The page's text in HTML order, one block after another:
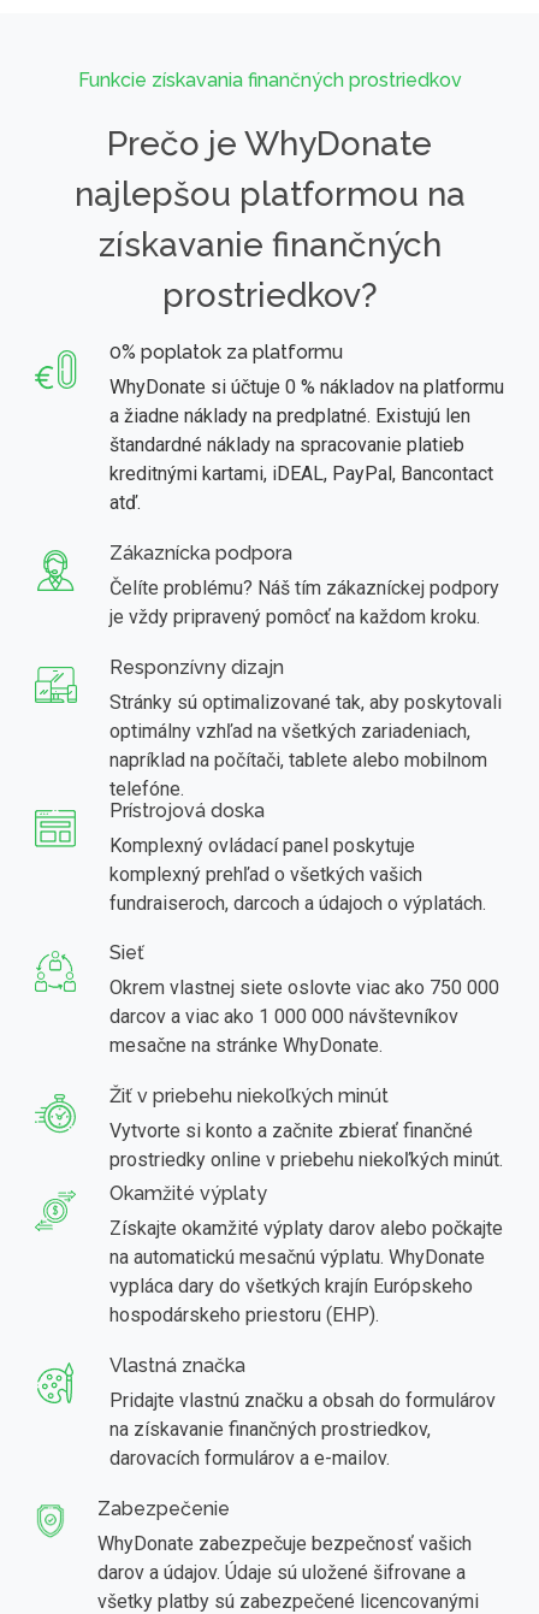
Funkcie získavania finančných prostriedkov
Prečo je WhyDonate
najlepšou platformou na
získavanie finančných
prostriedkov?
0% poplatok za platformu
WhyDonate si účtuje 0 % nákladov na platformu
a žiadne náklady na predplatné. Existujú len
štandardné náklady na spracovanie platieb
kreditnými kartami, iDEAL, PayPal, Bancontact
atď.
Zákaznícka podpora
Čelíte problému? Náš tím zákazníckej podpory
je vždy pripravený pomôcť na každom kroku.
Responzívny dizajn
Stránky sú optimalizované tak, aby poskytovali
optimálny vzhľad na všetkých zariadeniach,
napríklad na počítači, tablete alebo mobilnom
telefóne.
Prístrojová doska
Komplexný ovládací panel poskytuje
komplexný prehľad o všetkých vašich
fundraiseroch, darcoch a údajoch o výplatách.
Sieť
Okrem vlastnej siete oslovte viac ako 750 000
darcov a viac ako 1 000 000 návštevníkov
mesačne na stránke WhyDonate.
Žiť v priebehu niekoľkých minút
Vytvorte si konto a začnite zbierať finančné
prostriedky online v priebehu niekoľkých minút.
Okamžité výplaty
Získajte okamžité výplaty darov alebo počkajte
na automatickú mesačnú výplatu. WhyDonate
vypláca dary do všetkých krajín Európskeho
hospodárskeho priestoru (EHP).
Vlastná značka
Pridajte vlastnú značku a obsah do formulárov
na získavanie finančných prostriedkov,
darovacích formulárov a e-mailov.
Zabezpečenie
WhyDonate zabezpečuje bezpečnosť vašich
darov a údajov. Údaje sú uložené šifrovane a
všetky platby sú zabezpečené licencovanými